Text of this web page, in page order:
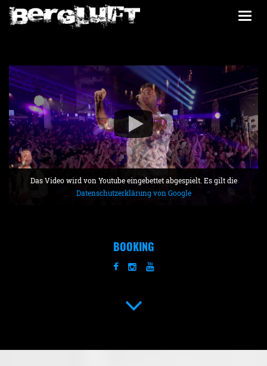
Das Video wird von Youtube eingebettet abgespielt. Es gilt die
Datenschutzerklärung von Google
BOOKING